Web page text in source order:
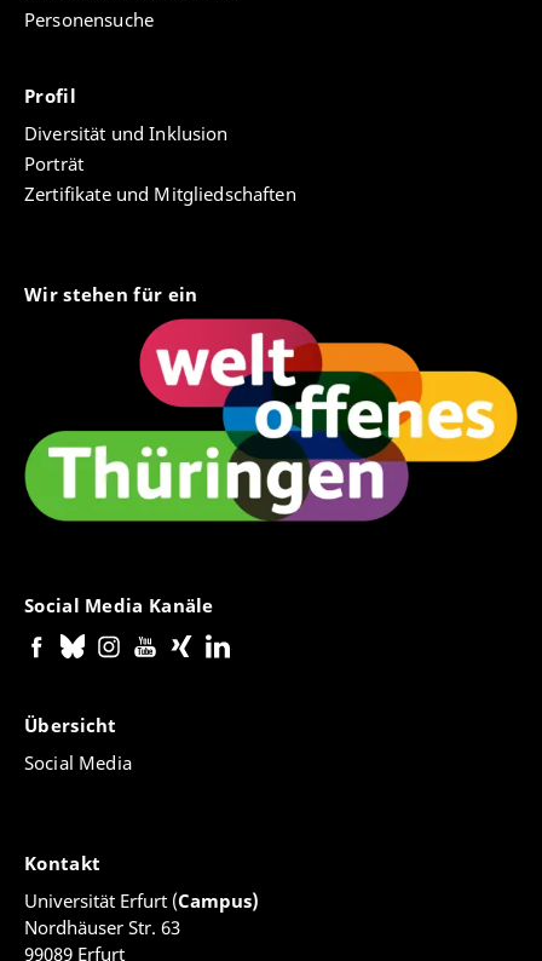
Personensuche
Profil
Diversität und Inklusion
Porträt
Zertifikate und Mitgliedschaften
Wir stehen für ein
Social Media Kanäle
Übersicht
Social Media
Kontakt
Universität Erfurt (Campus)
Nordhäuser Str. 63
99089 Erfurt